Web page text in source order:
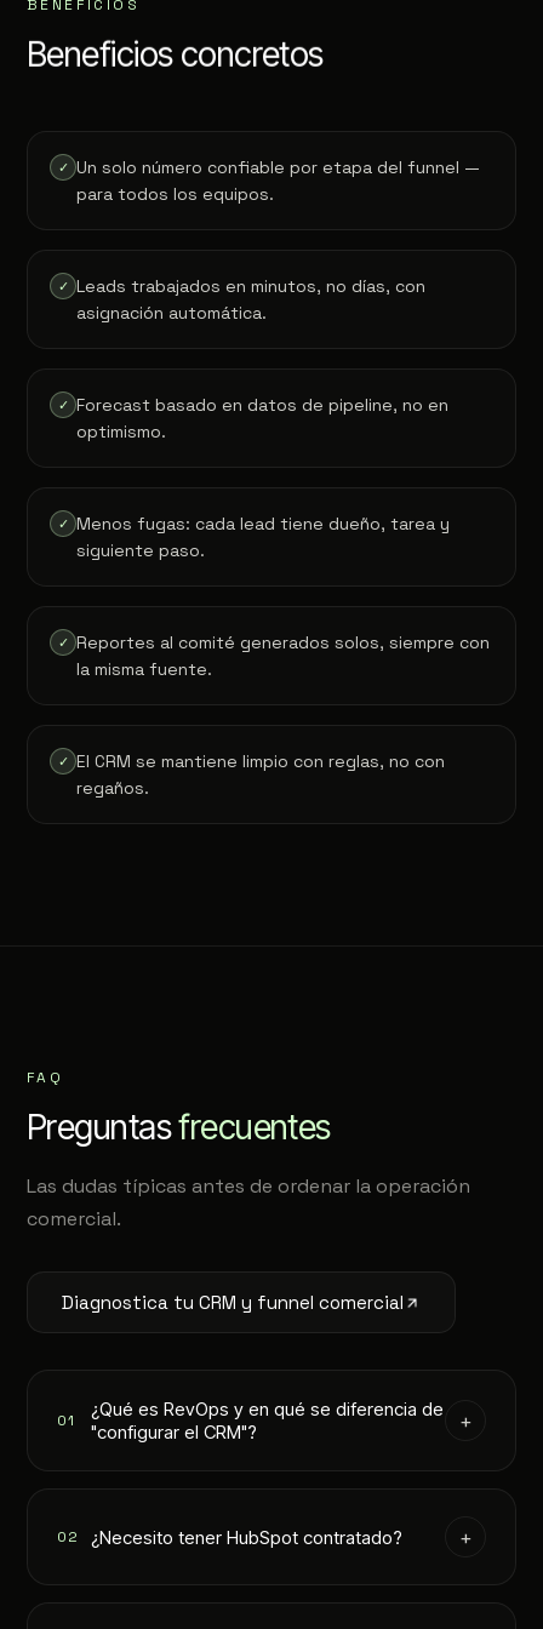
BENEFICIOS
Beneficios concretos
✓ Un solo número confiable por etapa del funnel —
para todos los equipos.
✓ Leads trabajados en minutos, no días, con
asignación automática.
✓ Forecast basado en datos de pipeline, no en
optimismo.
✓ Menos fugas: cada lead tiene dueño, tarea y
siguiente paso.
✓ Reportes al comité generados solos, siempre con
la misma fuente.
✓ El CRM se mantiene limpio con reglas, no con
regaños.
FAQ
Preguntasfrecuentes
Las dudas típicas antes de ordenar la operación
comercial.
Diagnostica tu CRM y funnel comercial
01
¿Qué es RevOps y en qué se diferencia de
"configurar el CRM"?
+
Configurar el CRM es una parte. RevOps alinea
marketing y CS — sobre ese CRM: define etapas,
que el ingreso sea medible y predecible.
02 ¿Necesito tener HubSpot contratado? +
Idealmente sí (Pro en adelante para